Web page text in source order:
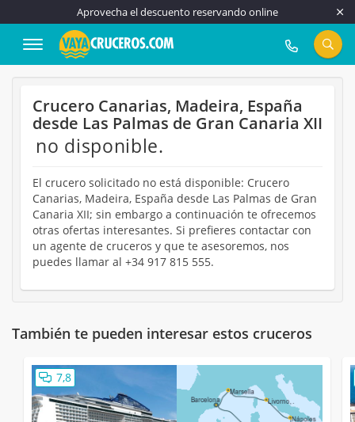
Aprovecha el descuento reservando online
917 815 555
Crucero Canarias, Madeira, España
desde Las Palmas de Gran Canaria XII
no disponible.
El crucero solicitado no está disponible: Crucero
Canarias, Madeira, España desde Las Palmas de Gran
Canaria XII; sin embargo a continuación te ofrecemos
otras ofertas interesantes. Si prefieres contactar con
un agente de cruceros y que te asesoremos, nos
puedes llamar al +34 917 815 555.
También te pueden interesar estos cruceros
7,8